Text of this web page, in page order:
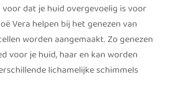
dat je huid overgevoelig is voor
Vera helpen bij het genezen van
worden aangemaakt. Zo genezen
voor je huid, haar en kan worden
lichamelijke schimmels